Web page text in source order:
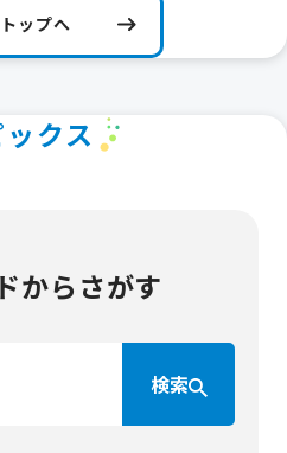
ップへ
ックス
からさがす
検索